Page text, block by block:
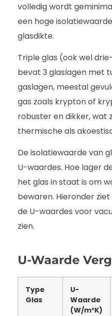
volledig wordt
een hoge
glasdikte.
Triple glas (ook wel
bevat 3 glaslagen met
gaslagen, meestal
gas zoals krypton of
robuster en dikker, wat
thermische als
De isolatiewaarde van
U-waardes. Hoe lager
het glas in staat is om
bewaren. Hieronder
de U-waardes voor
zien.
U-Waarde
Type
Glas
U-
Waarde
(W/m²K)